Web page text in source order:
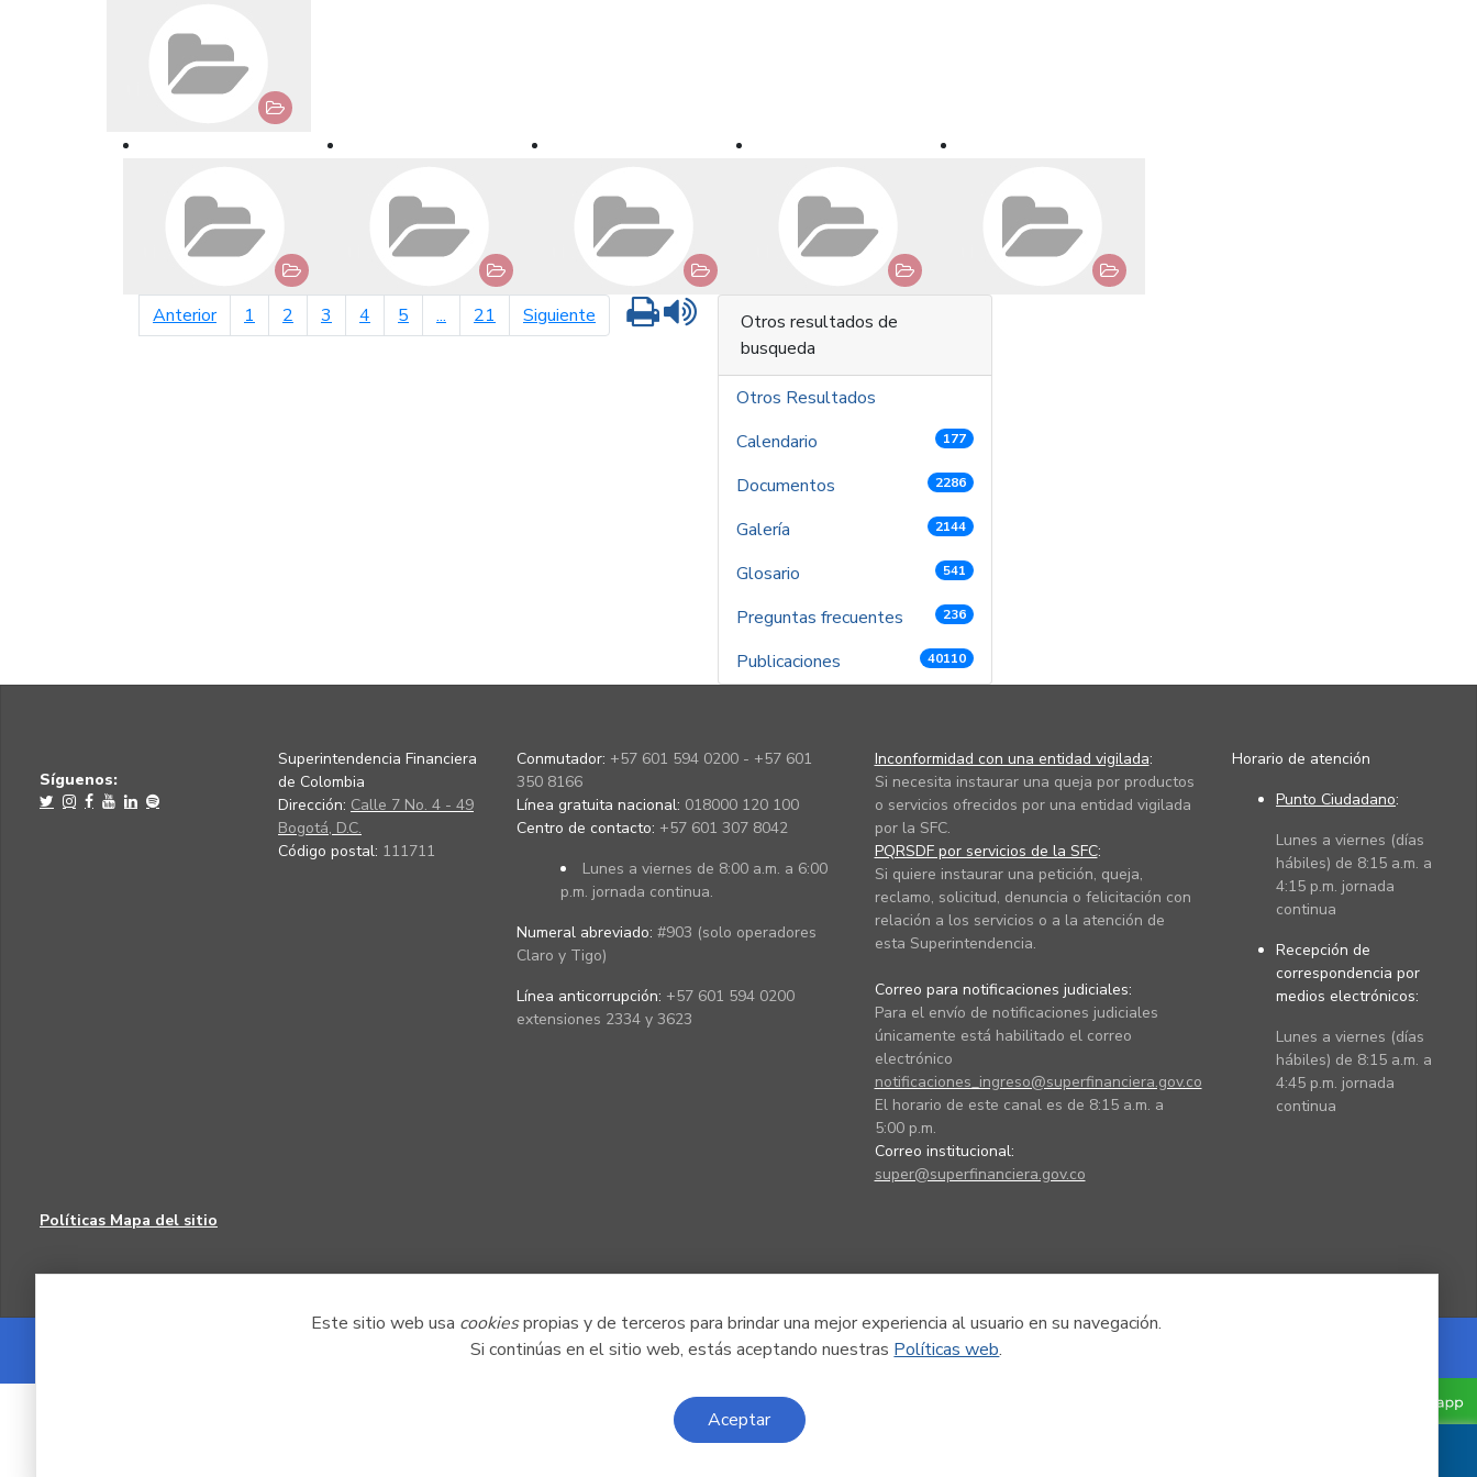
Este sitio web usa cookiespropias y de terceros para brindar una mejor experiencia al usuario en su navegación.
Si continúas en el sitio web, estás aceptando nuestras Políticas web.
Aceptar
Anteriorpágina anterior
1 2 3 4 5 ... 21 Siguiente página siguiente
Imprimir
Otros resultados de
busqueda
Otros Resultados
Calendario
177
Documentos 2286
Galería 2144
Glosario 541
Preguntas frecuentes 236
Publicaciones 40110
Síguenos:
Superintendencia Financiera
de Colombia
Dirección: Calle 7 No. 4 - 49
Bogotá, D.C.
Código postal: 111711
Conmutador: +57 601 594 0200 - +57 601
350 8166
Línea gratuita nacional: 018000 120 100
Centro de contacto: +57 601 307 8042
Lunes a viernes de 8:00 a.m. a 6:00
p.m. jornada continua.
Numeral abreviado: #903 (solo operadores
Claro y Tigo)
Línea anticorrupción: +57 601 594 0200
extensiones 2334 y 3623
Inconformidad con una entidad vigilada:
Si necesita instaurar una queja por productos
o servicios ofrecidos por una entidad vigilada
por la SFC.
PQRSDF por servicios de la SFC:
Si quiere instaurar una petición, queja,
reclamo, solicitud, denuncia o felicitación con
relación a los servicios o a la atención de
esta Superintendencia.
Correo para notificaciones judiciales:
Para el envío de notificaciones judiciales
únicamente está habilitado el correo
electrónico
notificaciones_ingreso@superfinanciera.gov.co
El horario de este canal es de 8:15 a.m. a
5:00 p.m.
Correo institucional:
super@superfinanciera.gov.co
Horario de atención
Punto Ciudadano:
Lunes a viernes (días
hábiles) de 8:15 a.m. a
4:15 p.m. jornada
continua
Recepción de
correspondencia por
medios electrónicos:
Lunes a viernes (días
hábiles) de 8:15 a.m. a
4:45 p.m. jornada
continua
Políticas Mapa del sitio
Powered by Nexura